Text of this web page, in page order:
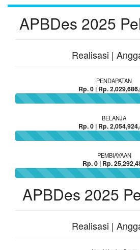
APBDes 2025
Realisasi |
PENDAPATAN
Rp. 0 | Rp.
BELANJA
Rp. 0 | Rp.
PEMBIAYAAN
Rp. 0 | Rp.
APBDes 2025
Realisasi |